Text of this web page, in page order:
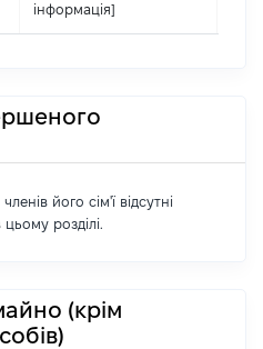
інформація]
його сім'ї відсутні
розділі.
(крім